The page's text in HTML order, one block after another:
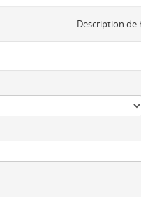
Description de